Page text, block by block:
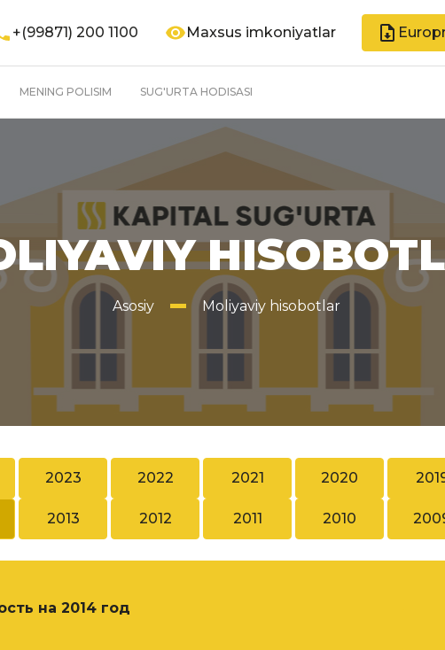
+(99871) 200 1100 Maxsus imkoniyatlar
MENING POLISIM SUG'URTA HODISASI
Asosiy Moliyaviy hisobotlar
2023 2022 2021 2020
2013 2012 2011 2010
на 2014 год